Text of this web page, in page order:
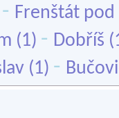
- Frenštát
(1) - Dobříš
(1) -